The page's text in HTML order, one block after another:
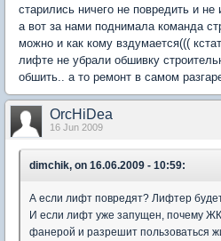
старились ничего не повредить и
а вот за нами поднимала команда
можно и как кому вздумается(((
лифте не убрали обшивку
обшить.. а то ремонт в самом
OrcHiDea
16 Jun 2009
dimchik, on 16.06.2009 - 10:59:
А если лифт повредят? Лифтер
И если лифт уже запущен, почему
фанерой и разрешит пользоваться